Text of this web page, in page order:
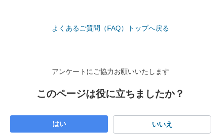
よくあるご質問（FAQ）トップへ戻る
アンケートにご協力お願いいたします
このページは役に立ちましたか？
はい いいえ